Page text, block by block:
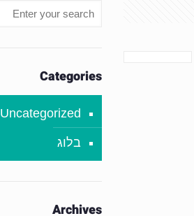
Categories
Uncategorized
בלוג
Archives